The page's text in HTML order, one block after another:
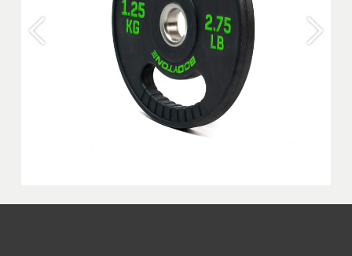
Anterior